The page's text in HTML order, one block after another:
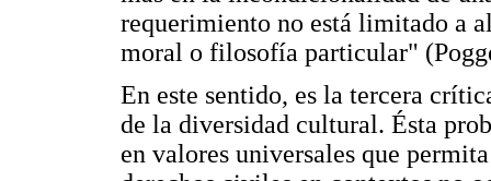
requerimiento no está limitado a
moral o filosofía particular"
En este sentido, es la tercera
de la diversidad cultural. Ésta
en valores universales que